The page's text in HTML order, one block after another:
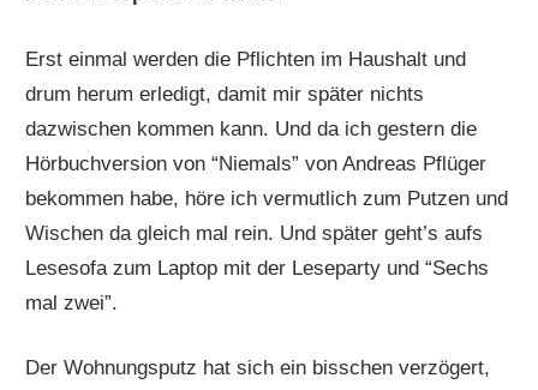
Erst einmal werden die Pflichten im Haushalt und
drum herum erledigt, damit mir später nichts
dazwischen kommen kann. Und da ich gestern die
Hörbuchversion von “Niemals” von Andreas Pflüger
bekommen habe, höre ich vermutlich zum Putzen und
Wischen da gleich mal rein. Und später geht’s aufs
Lesesofa zum Laptop mit der Leseparty und “Sechs
mal zwei”.
Der Wohnungsputz hat sich ein bisschen verzögert,